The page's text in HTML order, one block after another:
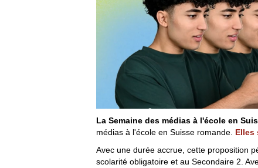
La Semaine des médias à l'école en
médias à l'école en Suisse romande. Elles
Avec une durée accrue, cette proposition
scolarité obligatoire et au Secondaire 2.